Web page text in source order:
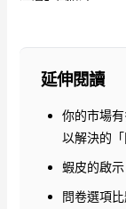
延伸閱讀
你的市場
以解決的「
蝦皮的啟
問卷選項